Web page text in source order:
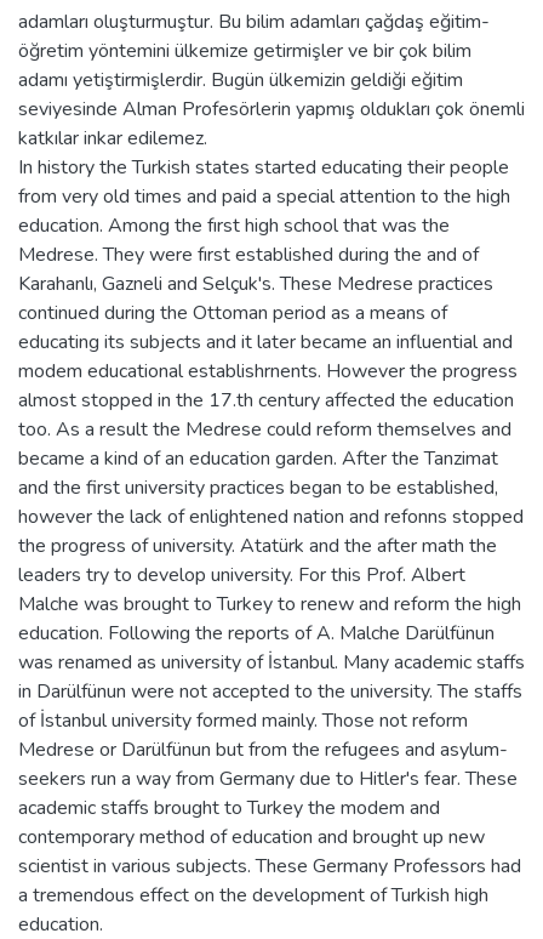
adamları oluşturmuştur. Bu bilim adamları çağdaş eğitim-
öğretim yöntemini ülkemize getirmişler ve bir çok bilim
adamı yetiştirmişlerdir. Bugün ülkemizin geldiği eğitim
seviyesinde Alman Profesörlerin yapmış oldukları çok önemli
katkılar inkar edilemez.
In history the Turkish states started educating their people
from very old times and paid a special attention to the high
education. Among the fırst high school that was the
Medrese. They were fırst established during the and of
Karahanlı, Gazneli and Selçuk's. These Medrese practices
continued during the Ottoman period as a means of
educating its subjects and it later became an influential and
modem educational establishrnents. However the progress
almost stopped in the 17.th century affected the education
too. As a result the Medrese could reform themselves and
became a kind of an education garden. After the Tanzimat
and the first university practices began to be established,
however the lack of enlightened nation and refonns stopped
the progress of university. Atatürk and the after math the
leaders try to develop university. For this Prof. Albert
Malche was brought to Turkey to renew and reform the high
education. Following the reports of A. Malche Darülfünun
was renamed as university of İstanbul. Many academic staffs
in Darülfünun were not accepted to the university. The staffs
of İstanbul university formed mainly. Those not reform
Medrese or Darülfünun but from the refugees and asylum-
seekers run a way from Germany due to Hitler's fear. These
academic staffs brought to Turkey the modem and
contemporary method of education and brought up new
scientist in various subjects. These Germany Professors had
a tremendous effect on the development of Turkish high
education.